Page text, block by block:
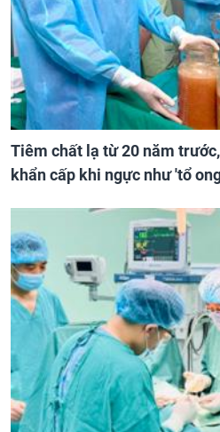
Tiêm chất lạ từ 20 năm
khẩn cấp khi ngực như 'tổ